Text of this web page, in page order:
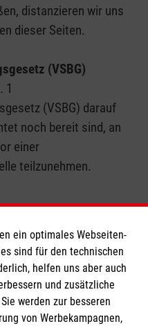
distanzieren wir uns
dieser Seiten.
(VSBG)
1
(VSBG) darauf
noch bereit sind, an
einer
teilzunehmen.
ein optimales Webseiten-
sind für den technischen
helfen uns aber auch
und zusätzliche
werden zur besseren
von Werbekampagnen,